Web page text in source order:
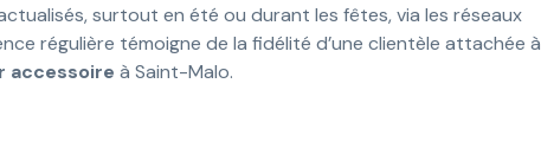
surtout en été ou durant les fêtes, via les réseaux
régulière témoigne de la fidélité d’une clientèle attachée à
accessoire à Saint-Malo.